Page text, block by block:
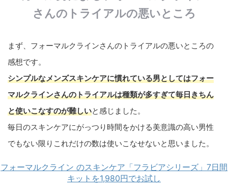
さんのトライアルの悪いところ
まず、フォーマルクラインさんのトライアルの悪いところの
感想です。
シンプルなメンズスキンケアに慣れている男としてはフォー
マルクラインさんのトライアルは種類が多すぎて毎日きちん
と使いこなすのが難しいと感じました。
毎日のスキンケアにがっつり時間をかける美意識の高い男性
でもない限りこれだけの数は使いこなせないと思いました。
フォーマルクライン のスキンケア「フラビアシリーズ」7日間
キットを1,980円でお試し